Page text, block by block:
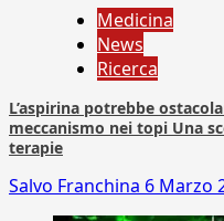
Medicina
News
Ricerca
L’aspirina potrebbe
meccanismo nei topi Una
terapie
Salvo Franchina 6 Marzo